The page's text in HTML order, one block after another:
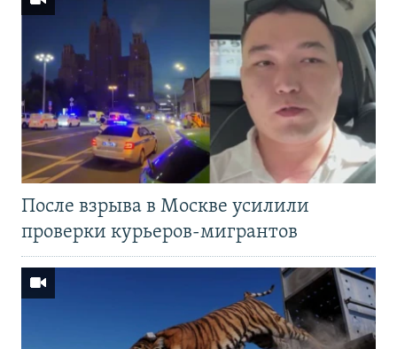
После взрыва в Москве усилили
проверки курьеров-мигрантов